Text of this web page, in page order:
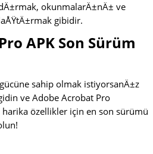
okunmalarÄ±nÄ± ve
gibidir.
APK Son Sürüm
sahip olmak istiyorsanÄ±z
ve Adobe Acrobat Pro
özellikler için en son sürümü